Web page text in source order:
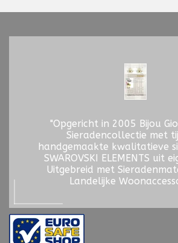
"Opgericht in 2005 Bijou
Sieradencollectie met
handgemaakte kwalitatieve
SWAROVSKI ELEMENTS uit
Uitgebreid met
Landelijke